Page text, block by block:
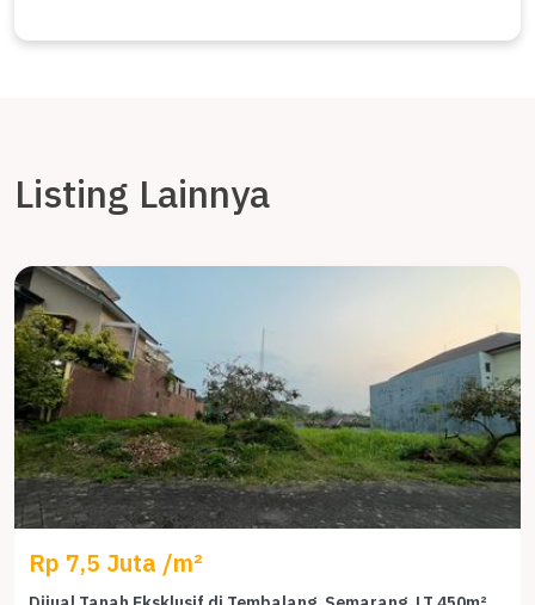
Listing Lainnya
Rp 7,5 Juta /m²